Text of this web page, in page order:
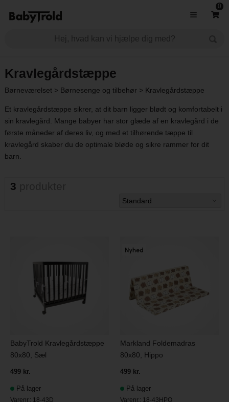
0
Kravlegårdstæppe
Børneværelset> Børnesenge og tilbehør > Kravlegårdstæppe
Et kravlegårdstæppe sikrer, at dit barn ligger blødt og komfortabelt i
sin kravlegård. Mange babyer har stor glæde af en kravlegård i de
første måneder af deres liv, og med et tilhørende tæppe til
kravlegård skaber du de optimale bløde og sikre rammer for dit
barn.
3
BabyTrold Kravlegårdstæppe
80x80, Sæl
499 kr.
På lager
Varenr.: 18-43D
Markland Foldemadras
80x80, Hippo
499 kr.
På lager
Varenr.: 18-43HPO